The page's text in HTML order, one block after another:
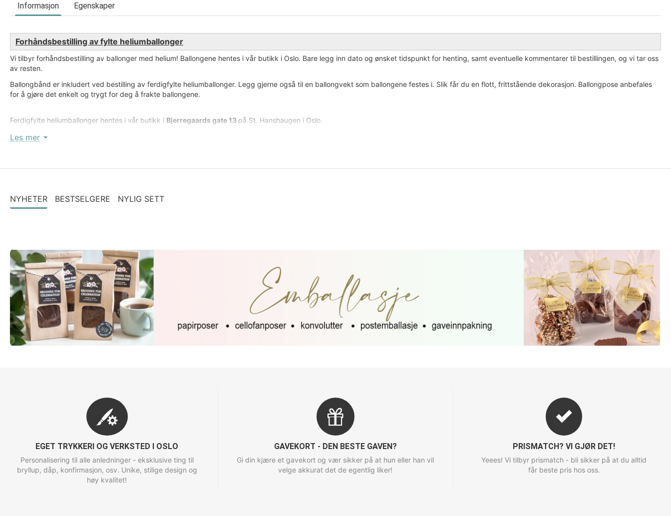
Informasjon Egenskaper
Forhåndsbestilling av fylte heliumballonger
Vi tilbyr forhåndsbestilling av ballonger med helium! Ballongene hentes i vår butikk i Oslo. Bare legg inn dato og ønsket tidspunkt for henting, samt eventuelle kommentarer til bestillingen, og vi tar oss
av resten.
Ballongbånd er inkludert ved bestilling av ferdigfylte heliumballonger. Legg gjerne også til en ballongvekt som ballongene festes i. Slik får du en flott, frittstående dekorasjon. Ballongpose anbefales
for å gjøre det enkelt og trygt for deg å frakte ballongene.
Ferdigfylte heliumballonger hentes i vår butikk i Bjerregaards gate 13 på St. Hanshaugen i Oslo.
Henting ukedager kl. 10.30 - 18.00 og lørdager kl. 10.30 - 16.00 (med forbehold om avvikende åpningstider i forbindelse med ferier, helligdager o.l.). Ring gjerne for bekreftelse ved henting
samme dag.
Vennligst ta kontakt dersom du ønsker å endre hentedato eller tidspunkt. Bestillinger som ikke hentes innen stengetid på hentedato kan bli destruert.
Les mer
NYHETER BESTSELGERE NYLIG SETT
EGET TRYKKERI OG VERKSTED I OSLO
Personalisering til alle anledninger - eksklusive ting til
bryllup, dåp, konfirmasjon, osv. Unike, stilige design og
høy kvalitet!
GAVEKORT - DEN BESTE GAVEN?
Gi din kjære et gavekort og vær sikker på at hun eller han vil
velge akkurat det de egentlig liker!
PRISMATCH? VI GJØR DET!
Yeees! Vi tilbyr prismatch - bli sikker på at du alltid
får beste pris hos oss.